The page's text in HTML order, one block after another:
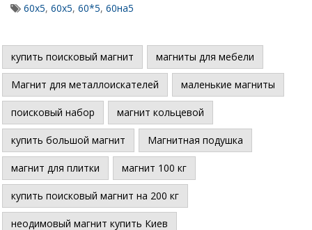
60x5, 60х5, 60*5, 60на5
купить поисковый магнит магниты для мебели
Магнит для металлоискателей маленькие магниты
поисковый набор магнит кольцевой
купить большой магнит Магнитная подушка
магнит для плитки магнит 100 кг
купить поисковый магнит на 200 кг
неодимовый магнит купить Киев